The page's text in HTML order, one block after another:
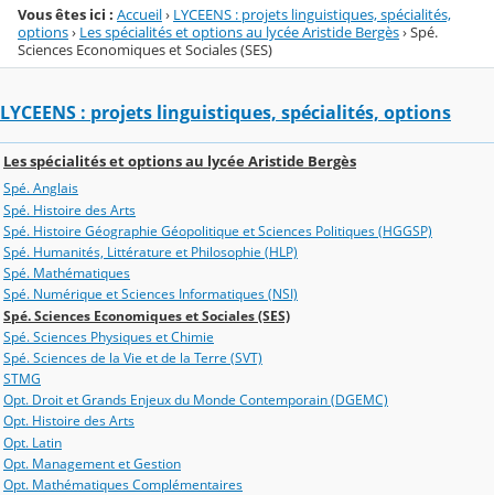
Vous êtes ici : Accueil› LYCEENS : projets linguistiques, spécialités,
options› Les spécialités et options au lycée Aristide Bergès›Spé.
Sciences Economiques et Sociales (SES)
LYCEENS : projets linguistiques, spécialités, options
Les spécialités et options au lycée Aristide Bergès
Spé. Anglais
Spé. Histoire des Arts
Spé. Histoire Géographie Géopolitique et Sciences Politiques (HGGSP)
Spé. Humanités, Littérature et Philosophie (HLP)
Spé. Mathématiques
Spé. Numérique et Sciences Informatiques (NSI)
Spé. Sciences Economiques et Sociales (SES)
Spé. Sciences Physiques et Chimie
Spé. Sciences de la Vie et de la Terre (SVT)
STMG
Opt. Droit et Grands Enjeux du Monde Contemporain (DGEMC)
Opt. Histoire des Arts
Opt. Latin
Opt. Management et Gestion
Opt. Mathématiques Complémentaires